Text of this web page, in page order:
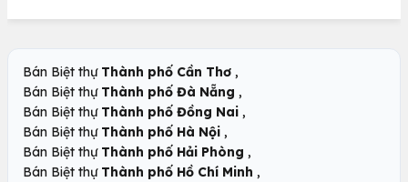
Bán Biệt thự Thành phố Cần Thơ ,
Bán Biệt thự Thành phố Đà Nẵng ,
Bán Biệt thự Thành phố Đồng Nai ,
Bán Biệt thự Thành phố Hà Nội ,
Bán Biệt thự Thành phố Hải Phòng ,
Bán Biệt thự Thành phố Hồ Chí Minh ,